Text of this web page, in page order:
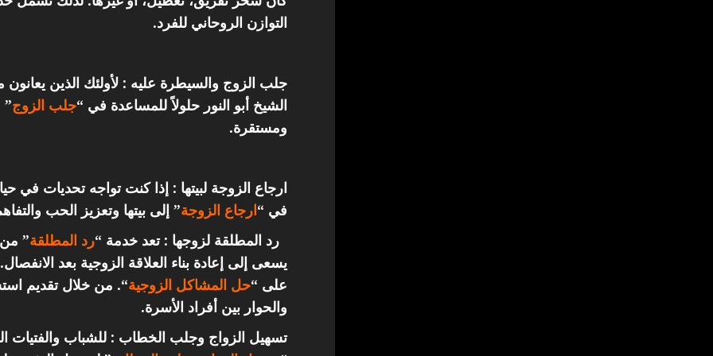
التوازن الروحاني للفرد.
جلب الزوج والسيطرة عليه : لأولئك الذين
الشيخ أبو النور حلولاً للمساعدة في “جلب الزوج”
ومستقرة.
ارجاع الزوجة لبيتها : إذا كنت تواجه تحديات في
في “ارجاع الزوجة” إلى بيتها وتعزيز الحب
رد المطلقة لزوجها : تعد خدمة “رد المطلقة” من
يسعى إلى إعادة بناء العلاقة الزوجية بعد الانفصال.
على “حل المشاكل الزوجية“. من خلال تقديم
والحوار بين أفراد الأسرة.
تسهيل الزواج وجلب الخطاب : للشباب والفتيات